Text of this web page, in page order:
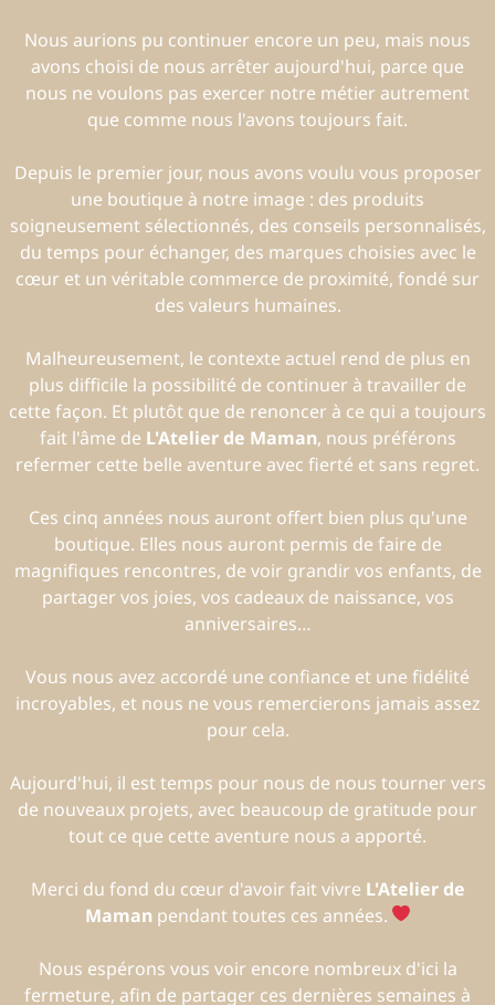
Nous aurions pu continuer encore un peu, mais nous
avons choisi de nous arrêter aujourd'hui, parce que
nous ne voulons pas exercer notre métier autrement
que comme nous l'avons toujours fait.
Depuis le premier jour, nous avons voulu vous proposer
une boutique à notre image : des produits
soigneusement sélectionnés, des conseils personnalisés,
du temps pour échanger, des marques choisies avec le
cœur et un véritable commerce de proximité, fondé sur
des valeurs humaines.
Malheureusement, le contexte actuel rend de plus en
plus difficile la possibilité de continuer à travailler de
cette façon. Et plutôt que de renoncer à ce qui a toujours
fait l'âme de L'Atelier de Maman, nous préférons
refermer cette belle aventure avec fierté et sans regret.
Ces cinq années nous auront offert bien plus qu'une
boutique. Elles nous auront permis de faire de
magnifiques rencontres, de voir grandir vos enfants, de
partager vos joies, vos cadeaux de naissance, vos
anniversaires…
Vous nous avez accordé une confiance et une fidélité
incroyables, et nous ne vous remercierons jamais assez
pour cela.
Aujourd'hui, il est temps pour nous de nous tourner vers
de nouveaux projets, avec beaucoup de gratitude pour
tout ce que cette aventure nous a apporté.
Merci du fond du cœur d'avoir fait vivre L'Atelier de
Maman pendant toutes ces années.
Nous espérons vous voir encore nombreux d'ici la
fermeture, afin de partager ces dernières semaines à